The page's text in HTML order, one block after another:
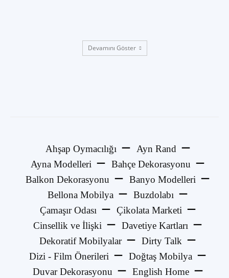
Devamını Göster
Ahşap Oymacılığı
Ayn Rand
Ayna Modelleri
Bahçe Dekorasyonu
Balkon Dekorasyonu
Banyo Modelleri
Bellona Mobilya
Buzdolabı
Çamaşır Odası
Çikolata Marketi
Cinsellik ve İlişki
Davetiye Kartları
Dekoratif Mobilyalar
Dirty Talk
Dizi - Film Önerileri
Doğtaş Mobilya
Duvar Dekorasyonu
English Home